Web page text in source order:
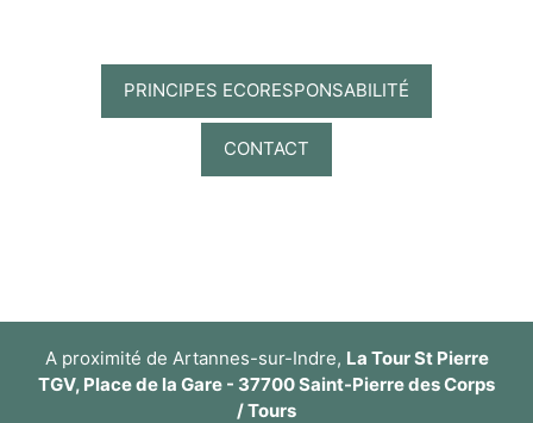
PRINCIPES ECORESPONSABILITÉ
CONTACT
A proximité de Artannes-sur-Indre, La Tour St Pierre
TGV, Place de la Gare - 37700 Saint-Pierre des Corps
/ Tours